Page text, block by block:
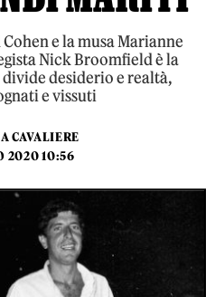
e la musa Marianne
Nick Broomfield è la
desiderio e realtà,
e vissuti
CAVALIERE
2020 10:56